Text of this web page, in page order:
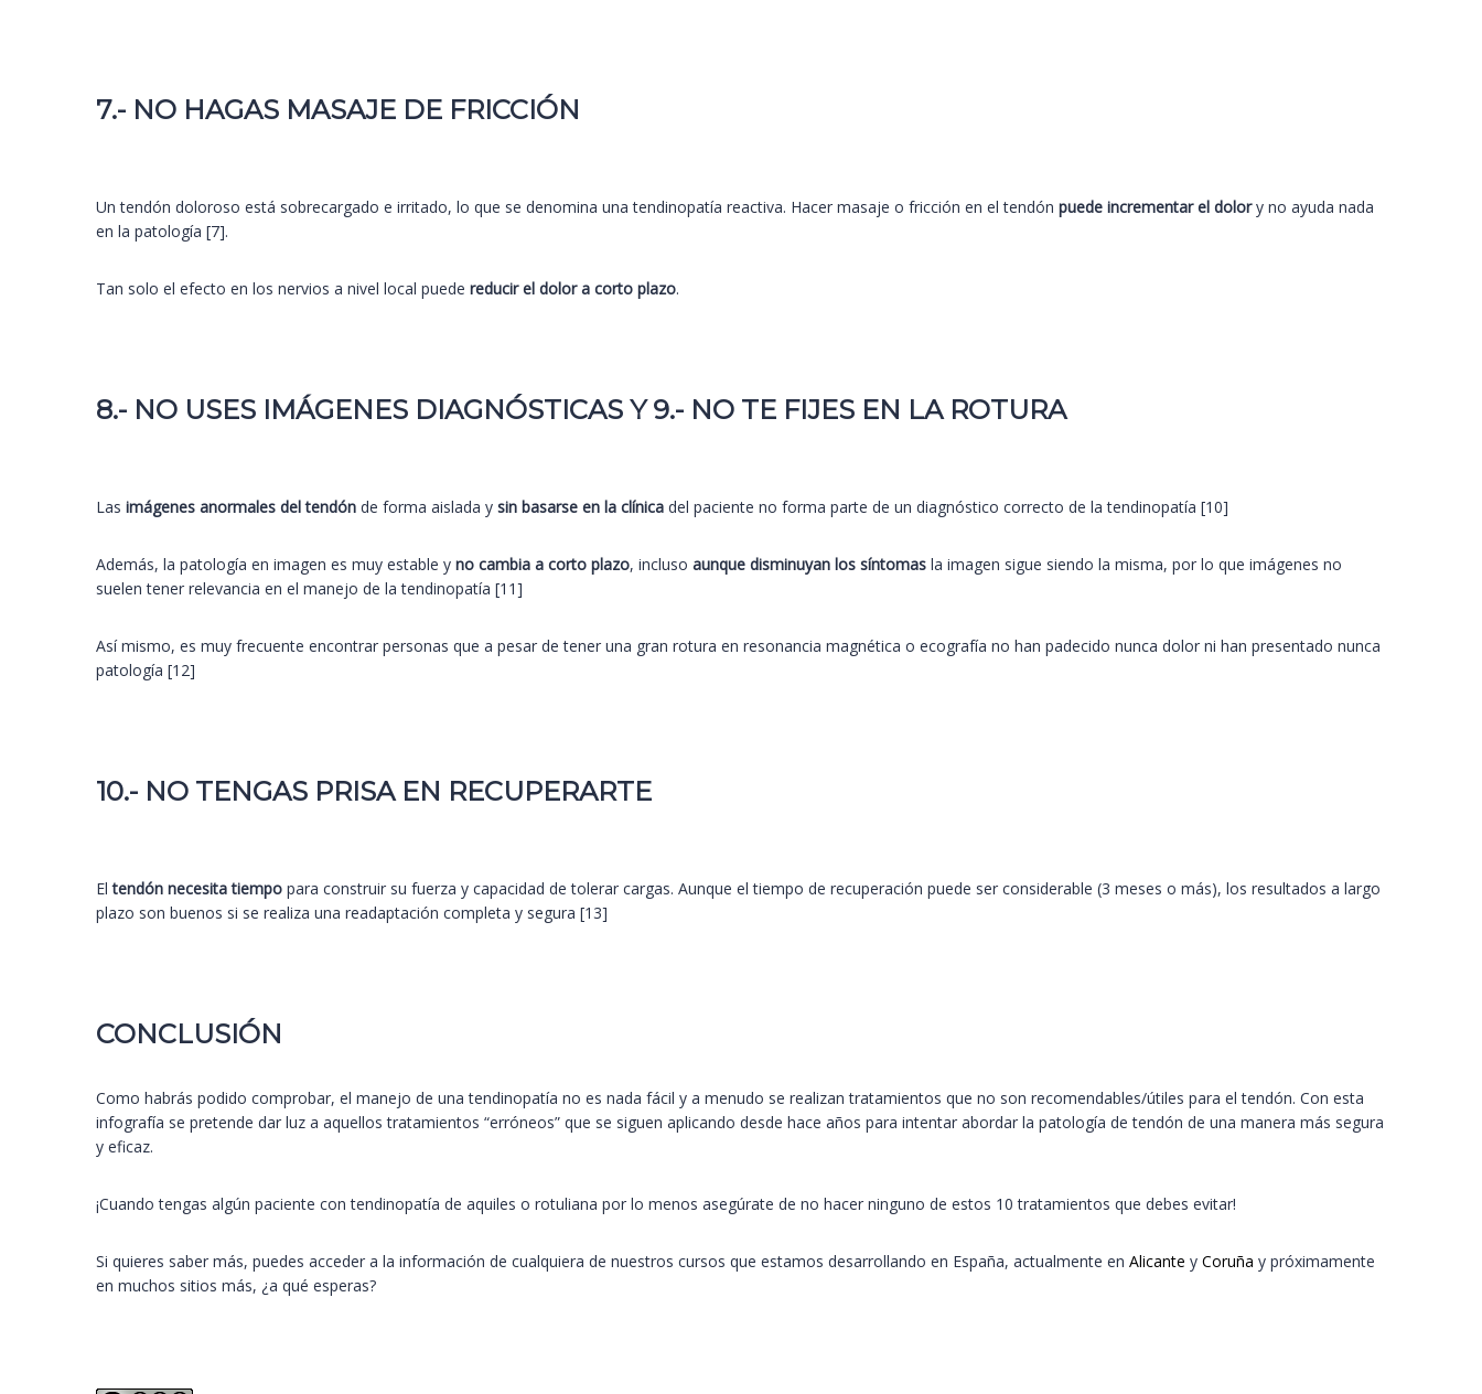
7.- NO HAGAS MASAJE DE FRICCIÓN
Un tendón doloroso está sobrecargado e irritado, lo que se denomina una tendinopatía reactiva. Hacer masaje o fricción en el tendón puede incrementar el dolory no ayuda nada
en la patología [7].
Tan solo el efecto en los nervios a nivel local puede reducir el dolor a corto plazo.
8.- NO USES IMÁGENES DIAGNÓSTICAS Y 9.- NO TE FIJES EN LA ROTURA
Las imágenes anormales del tendón de forma aislada y sin basarse en la clínica del paciente no forma parte de un diagnóstico correcto de la tendinopatía [10]
Además, la patología en imagen es muy estable y no cambia a corto plazo, incluso aunque disminuyan los síntomas la imagen sigue siendo la misma, por lo que imágenes no
suelen tener relevancia en el manejo de la tendinopatía [11]
Así mismo, es muy frecuente encontrar personas que a pesar de tener una gran rotura en resonancia magnética o ecografía no han padecido nunca dolor ni han presentado nunca
patología [12]
10.- NO TENGAS PRISA EN RECUPERARTE
Eltendón necesita tiempo para construir su fuerza y capacidad de tolerar cargas. Aunque el tiempo de recuperación puede ser considerable (3 meses o más), los resultados a largo
plazo son buenos si se realiza una readaptación completa y segura [13]
CONCLUSIÓN
Como habrás podido comprobar, el manejo de una tendinopatía no es nada fácil y a menudo se realizan tratamientos que no son recomendables/útiles para el tendón. Con esta
infografía se pretende dar luz a aquellos tratamientos “erróneos” que se siguen aplicando desde hace años para intentar abordar la patología de tendón de una manera más segura
y eficaz.
¡Cuando tengas algún paciente con tendinopatía de aquiles o rotuliana por lo menos asegúrate de no hacer ninguno de estos 10 tratamientos que debes evitar!
Si quieres saber más, puedes acceder a la información de cualquiera de nuestros cursos que estamos desarrollando en España, actualmente en Alicante y Coruña y próximamente
en muchos sitios más, ¿a qué esperas?